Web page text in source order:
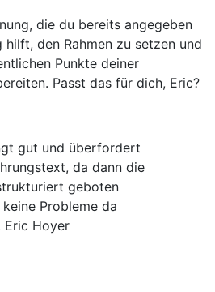
die du bereits angegeben
hilft, den Rahmen zu setzen und
Punkte deiner
Passt das für dich, Eric?
gut und überfordert
da dann die
geboten
Probleme da
Eric Hoyer